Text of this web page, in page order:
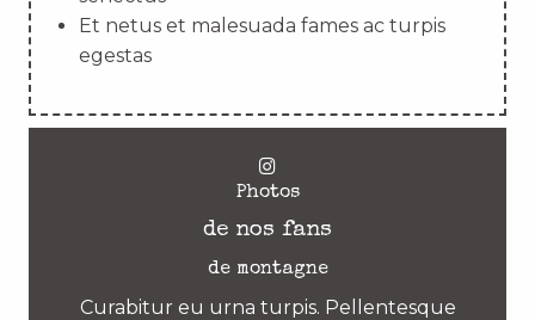
Et netus et malesuada fames ac turpis
egestas
Photos
de nos fans
de montagne
Curabitur eu urna turpis. Pellentesque